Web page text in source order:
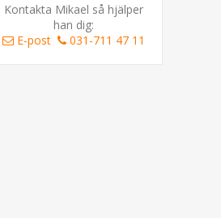
Kontakta Mikael så hjälper
han dig:
E-post
031-711 47 11